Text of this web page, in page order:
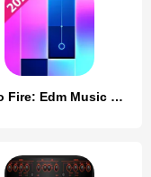
Piano Fire: Edm Music & Piano